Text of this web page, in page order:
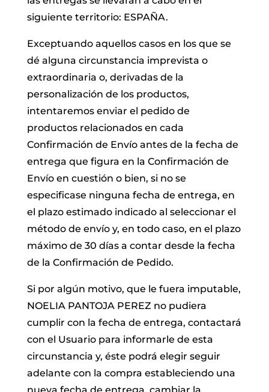
siguiente territorio: ESPAÑA.
Exceptuando aquellos casos en los que se
dé alguna circunstancia imprevista o
extraordinaria o, derivadas de la
personalización de los productos,
intentaremos enviar el pedido de
productos relacionados en cada
Confirmación de Envío antes de la fecha de
entrega que figura en la Confirmación de
Envío en cuestión o bien, si no se
especificase ninguna fecha de entrega, en
el plazo estimado indicado al seleccionar el
método de envío y, en todo caso, en el plazo
máximo de 30 días a contar desde la fecha
de la Confirmación de Pedido.
Si por algún motivo, que le fuera imputable,
NOELIA PANTOJA PEREZ no pudiera
cumplir con la fecha de entrega, contactará
con el Usuario para informarle de esta
circunstancia y, éste podrá elegir seguir
adelante con la compra estableciendo una